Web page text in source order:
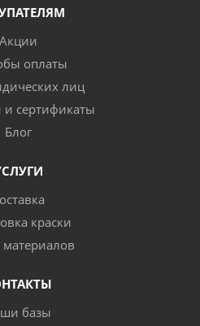
Акции
оплаты
лиц
сертификаты
Блог
краски
материалов
базы